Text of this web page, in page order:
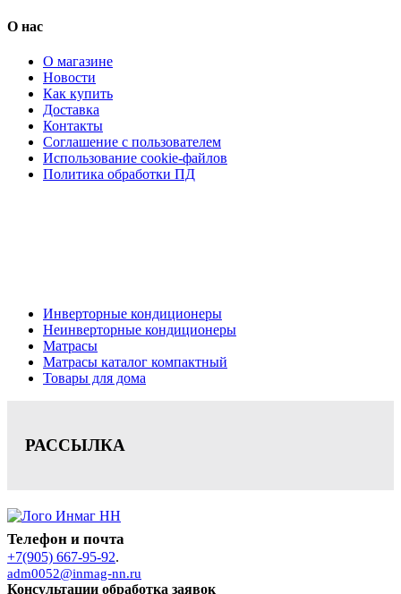
О нас
О магазине
Новости
Как купить
Доставка
Контакты
Соглашение с пользователем
Использование cookie-файлов
Политика обработки ПД
Инверторные кондиционеры
Неинверторные кондиционеры
Матрасы
Матрасы каталог компактный
Товары для дома
РАССЫЛКА
Телефон и почта
+7(905) 667-95-92.
adm0052@inmag-nn.ru
Консультации обработка заявок